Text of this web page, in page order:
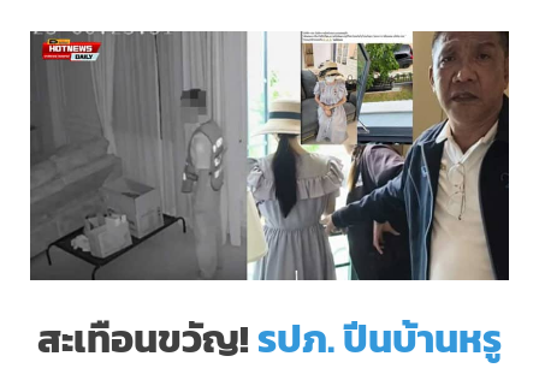
สะเทือนขวัญ!รปภ. ปีนบ้านหรู